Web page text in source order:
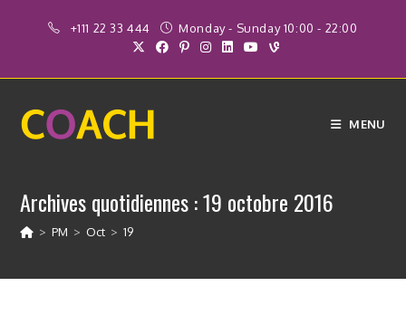
+111 22 33 444 Monday - Sunday 10:00 - 22:00
MENU
Archives quotidiennes : 19 octobre 2016
> PM > Oct > 19